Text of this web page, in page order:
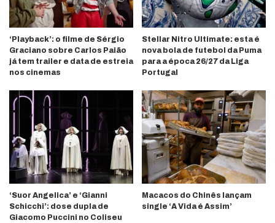
‘Playback’: o filme de Sérgio
Graciano sobre Carlos Paião
já tem trailer e data de estreia
nos cinemas
Stellar Nitro Ultimate: esta é
nova bola de futebol da Puma
para a época 26/27 da Liga
Portugal
‘Suor Angelica’ e ‘Gianni
Schicchi’: dose dupla de
Giacomo Puccini no Coliseu
Macacos do Chinês lançam
single ‘A Vida é Assim’